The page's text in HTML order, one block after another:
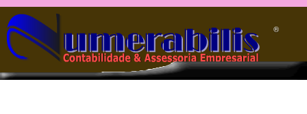
Pular para o conteúdo principal
®️